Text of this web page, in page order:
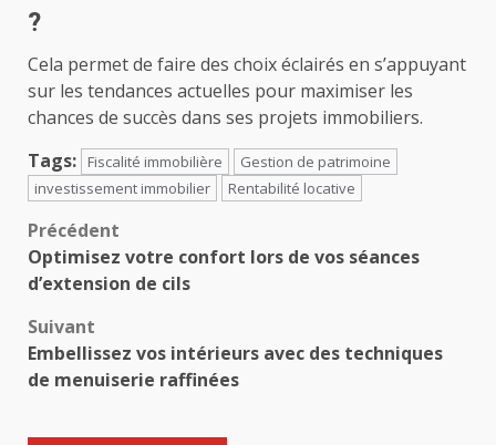
?
Cela permet de faire des choix éclairés en s’appuyant
sur les tendances actuelles pour maximiser les
chances de succès dans ses projets immobiliers.
Tags:
Fiscalité immobilière
Gestion de patrimoine
investissement immobilier
Rentabilité locative
Navigation
d’article
Précédent
Optimisez votre confort lors de vos séances
d’extension de cils
Suivant
Embellissez vos intérieurs avec des techniques
de menuiserie raffinées